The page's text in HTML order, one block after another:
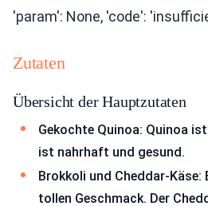
'param': None, 'code':
Zutaten
Übersicht der Hauptzutaten
Gekochte Quinoa: Quinoa
ist nahrhaft und gesund.
Brokkoli und Cheddar-Käse:
tollen Geschmack. Der